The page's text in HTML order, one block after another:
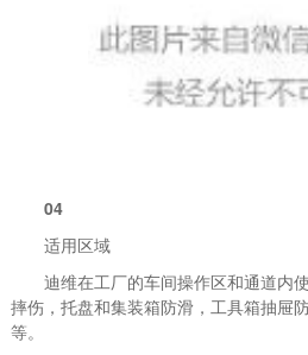
04
适用区域
迪维在工厂的车间操作区和通道内
摔伤，托盘和集装箱防滑，工具箱抽屉
等。